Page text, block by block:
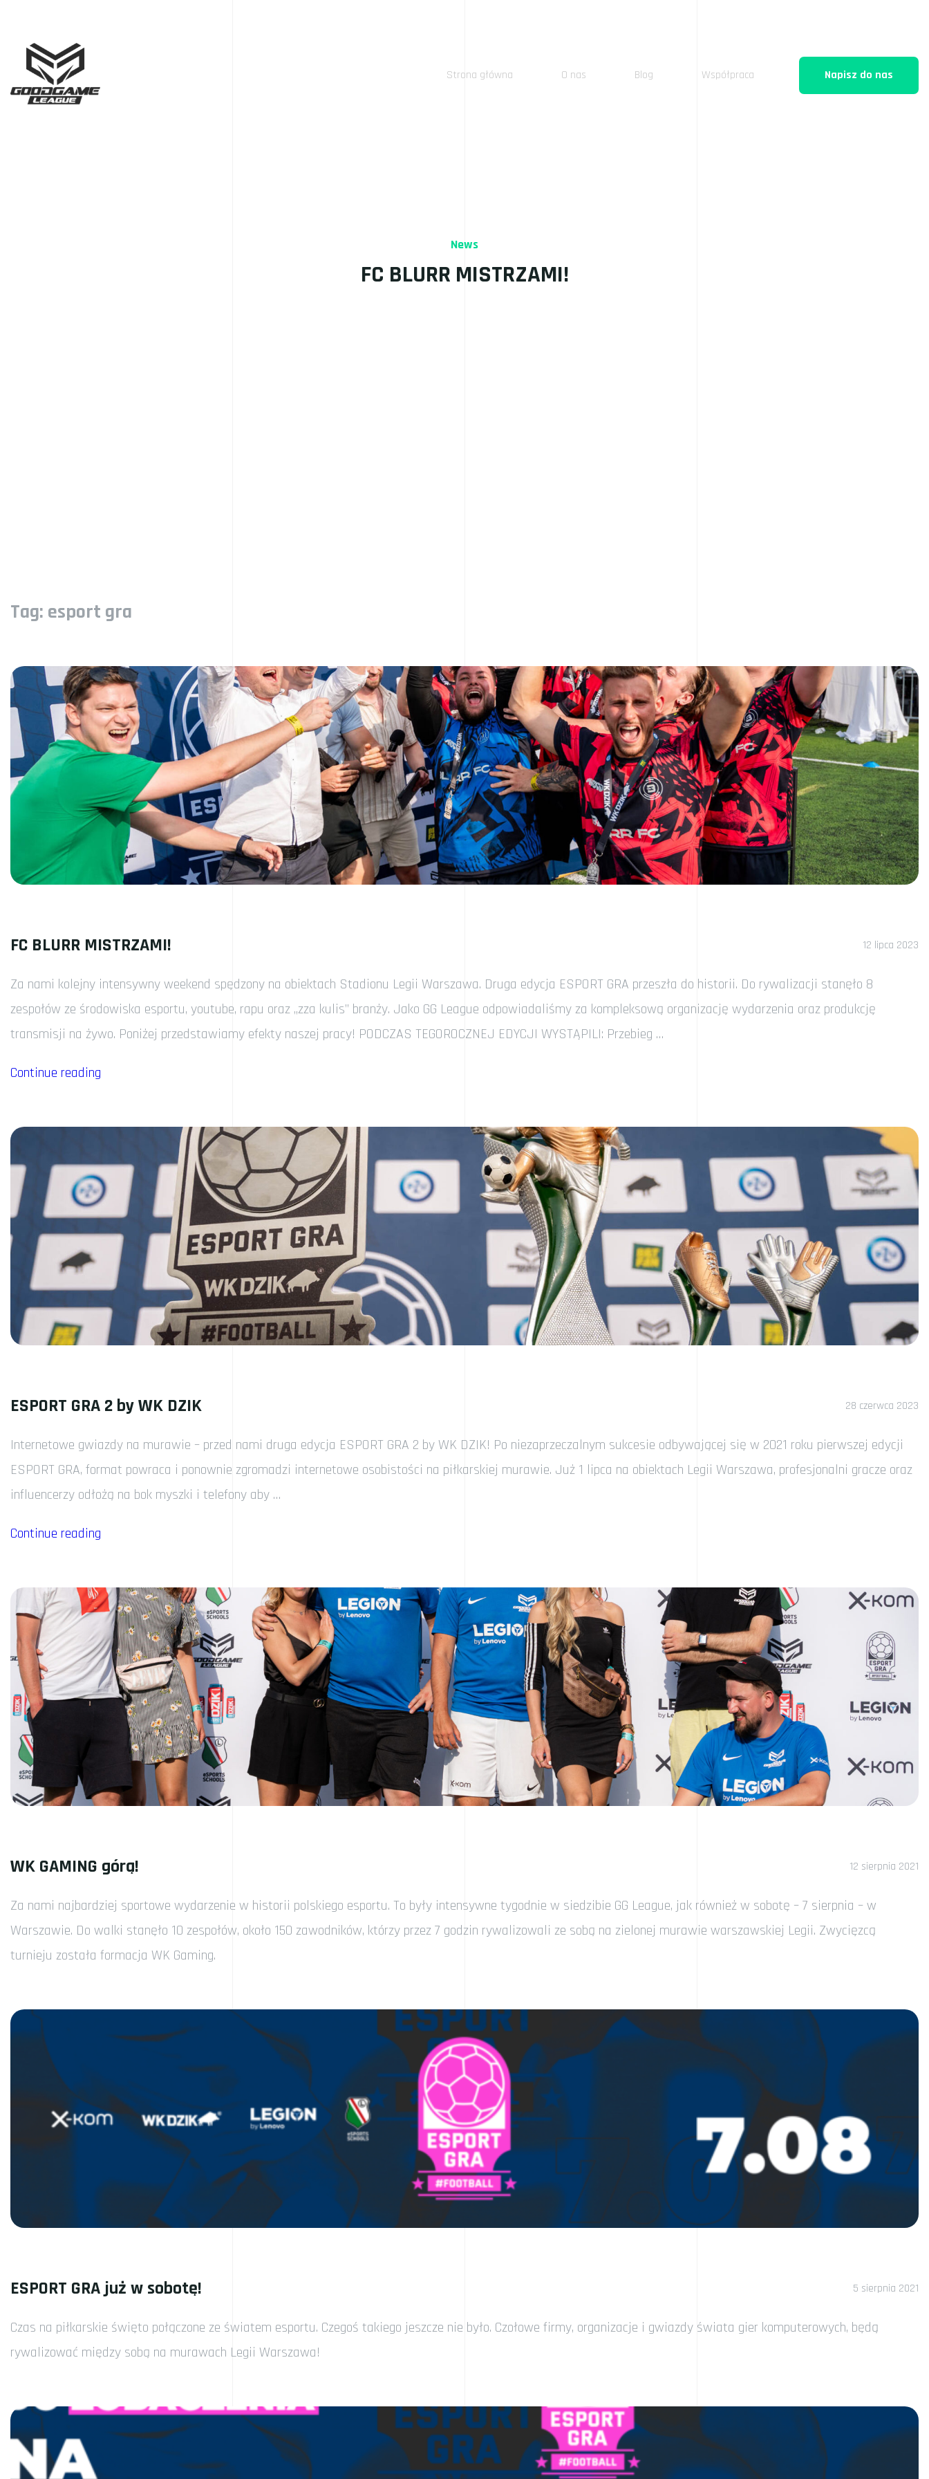
Strona główna O nas Blog Współpraca Napisz do nas
News
FC BLURR MISTRZAMI!
Tag: esport gra
FC BLURR MISTRZAMI! 12 lipca 2023
Za nami kolejny intensywny weekend spędzony na obiektach Stadionu Legii Warszawa. Druga edycja ESPORT GRA przeszła do historii. Do rywalizacji stanęło 8
zespołów ze środowiska esportu, youtube, rapu oraz „zza kulis” branży. Jako GG League odpowiadaliśmy za kompleksową organizację wydarzenia oraz produkcję
transmisji na żywo. Poniżej przedstawiamy efekty naszej pracy! PODCZAS TEGOROCZNEJ EDYCJI WYSTĄPILI: Przebieg …
Continue reading
ESPORT GRA 2 by WK DZIK 28 czerwca 2023
Internetowe gwiazdy na murawie – przed nami druga edycja ESPORT GRA 2 by WK DZIK! Po niezaprzeczalnym sukcesie odbywającej się w 2021 roku pierwszej edycji
ESPORT GRA, format powraca i ponownie zgromadzi internetowe osobistości na piłkarskiej murawie. Już 1 lipca na obiektach Legii Warszawa, profesjonalni gracze oraz
influencerzy odłożą na bok myszki i telefony aby …
Continue reading
by
WK
DZIK”
WK GAMING górą! 12 sierpnia 2021
Za nami najbardziej sportowe wydarzenie w historii polskiego esportu. To były intensywne tygodnie w siedzibie GG League, jak również w sobotę – 7 sierpnia – w
Warszawie. Do walki stanęło 10 zespołów, około 150 zawodników, którzy przez 7 godzin rywalizowali ze sobą na zielonej murawie warszawskiej Legii. Zwycięzcą
turnieju została formacja WK Gaming.
ESPORT GRA już w sobotę! 5 sierpnia 2021
Czas na piłkarskie święto połączone ze światem esportu. Czegoś takiego jeszcze nie było. Czołowe firmy, organizacje i gwiazdy świata gier komputerowych, będą
rywalizować między sobą na murawach Legii Warszawa!